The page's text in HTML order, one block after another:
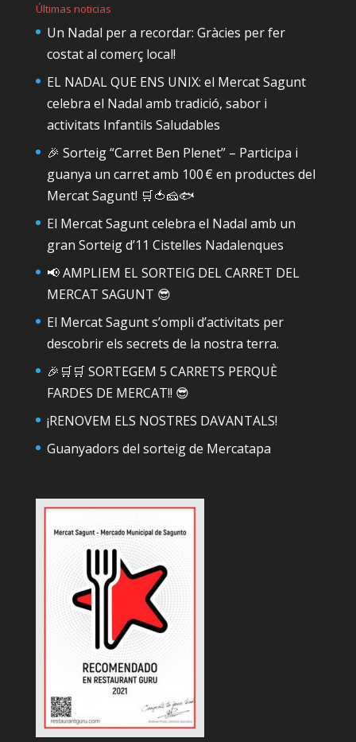
Últimas noticias
Un Nadal per a recordar: Gràcies per fer
costat al comerç local!
EL NADAL QUE ENS UNIX: el Mercat Sagunt
celebra el Nadal amb tradició, sabor i
activitats Infantils Saludables
🎉 Sorteig “Carret Ben Plenet” – Participa i
guanya un carret amb 100 € en productes del
Mercat Sagunt! 🛒🍅🧀🐟
El Mercat Sagunt celebra el Nadal amb un
gran Sorteig d’11 Cistelles Nadalenques
📢 AMPLIEM EL SORTEIG DEL CARRET DEL
MERCAT SAGUNT 😎
El Mercat Sagunt s’ompli d’activitats per
descobrir els secrets de la nostra terra.
🎉🛒🛒 SORTEGEM 5 CARRETS PERQUÈ
FARDES DE MERCAT!! 😎
¡RENOVEM ELS NOSTRES DAVANTALS!
Guanyadors del sorteig de Mercatapa